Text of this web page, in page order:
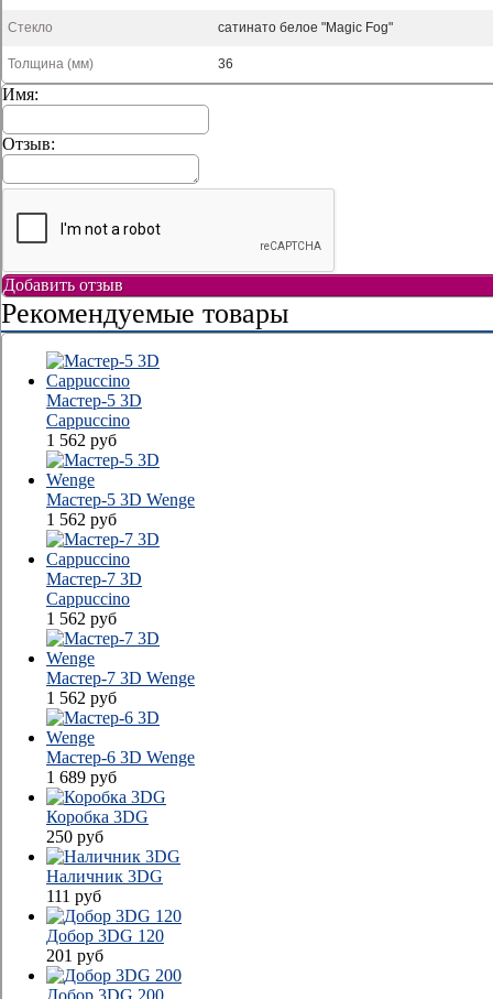
Стекло сатинато белое "Magic Fog"
Толщина (мм) 36
Имя:
Отзыв:
Добавить отзыв
Рекомендуемые товары
Мастер-5 3D
Cappuccino
1 562 руб
Мастер-5 3D Wenge
1 562 руб
Мастер-7 3D
Cappuccino
1 562 руб
Мастер-7 3D Wenge
1 562 руб
Мастер-6 3D Wenge
1 689 руб
Коробка 3DG
250 руб
Наличник 3DG
111 руб
Добор 3DG 120
201 руб
Добор 3DG 200